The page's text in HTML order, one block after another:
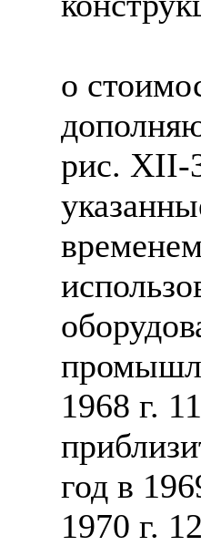
о
рис. XII-
1968 г.
год в
1970 г.